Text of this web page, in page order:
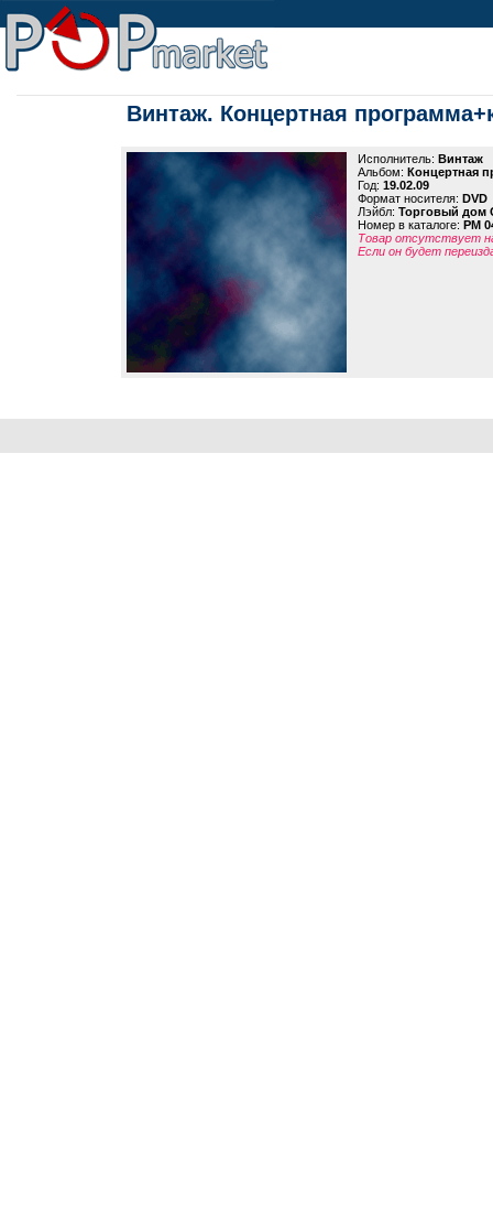
Винтаж. Концертная
Исполнитель: Винтаж
Альбом: Концертная
Год: 19.02.09
Формат носителя: DVD
Лэйбл: Торговый дом
Номер в каталоге: PM
Товар отсутствует
Если он будет